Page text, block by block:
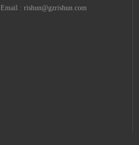
Email : rishun@gzrishun.com